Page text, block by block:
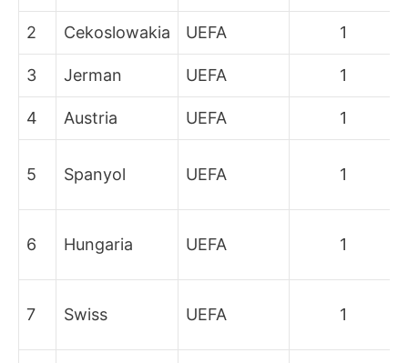
2 Cekoslowakia UEFA 1
3 Jerman UEFA 1
4 Austria UEFA 1
5 Spanyol UEFA 1
6 Hungaria UEFA 1
7 Swiss UEFA 1